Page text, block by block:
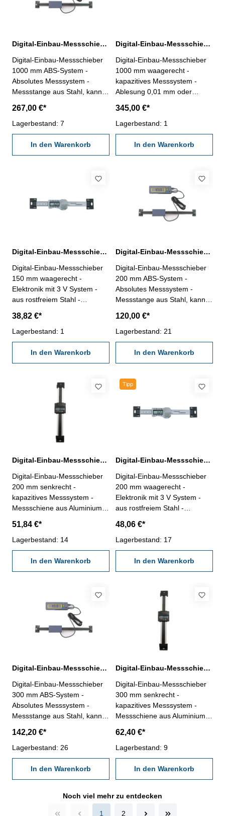
Digital-Einbau-Messschieber 1000 mm ABS-System mit externer Anzeige
Digital-Einbau-Messschieber
1000 mm ABS-System -
Absolutes Messsystem -
Messstange aus Stahl, kann
Digital-Anzeige mit - Ablesung
0,01 mm oder 0,0005" -
Anzeige in mm, inch und
Bruch - Messwert
voreinstellen und halten - mit
B - Rückseite mit Magnet -
Einsatz mit Batterie 2 x CR
2032 Messbereich 1000 mm
267,00 €*
Lagerbestand: 7
In den Warenkorb
Digital-Einbau-Messschieber 1000 mm waagerecht DIN 862
Digital-Einbau-Messschieber
1000 mm waagerecht -
kapazitives Messsystem -
Ablesung 0,01 mm oder
mm - mit RS232C-
Schnittstelle, Anschluß: RB2 -
mit EIN/AUS-, MM/INCH-,
ABS/INC- und ZERO/PRESET-
Tasten Messbereich 0 - 1000
345,00 €*
Lagerbestand: 1
In den Warenkorb
Digital-Einbau-Messschieber 150 mm waagerecht DIN 862 3 V
Digital-Einbau-Messschieber
150 mm waagerecht -
Elektronik mit 3 V System -
aus rostfreiem Stahl -
0,0005" - mit Ein/Aus-, Null-,
Unit- und Hold-Taste -
Genauigkeit 0,03 mm - mit
RS232C-Schnittstelle,
Datenausgang RB 5
38,82 €*
Lagerbestand: 1
In den Warenkorb
Digital-Einbau-Messschieber 200 mm ABS-System mit externer Anzeige
Digital-Einbau-Messschieber
200 mm ABS-System -
Absolutes Messsystem -
Messstange aus Stahl, kann
Digital-Anzeige mit - Ablesung
0,01 mm oder 0,0005" -
Anzeige in mm, inch und
Bruch - Messwert
voreinstellen und halten - mit
B - Rückseite mit Magnet -
Einsatz mit Batterie 2 x CR
2032 Messbereich 200 mm
120,00 €*
Lagerbestand: 21
In den Warenkorb
Digital-Einbau-Messschieber 200 mm senkrecht DIN 862
Digital-Einbau-Messschieber
200 mm senkrecht -
kapazitives Messsystem -
Messschiene aus Aluminium
0,01 oder 0,0005" - mit
RS232C-Schnittstelle,
Anschluß: RB5 - mit Ein/Aus-,
mm/inch- und Null-Tasten
Länge: 330 mm Genauigkeit:
51,84 €*
Lagerbestand: 14
In den Warenkorb
Tipp
Digital-Einbau-Messschieber 200 mm waagerecht DIN 862 3 V
Digital-Einbau-Messschieber
200 mm waagerecht -
Elektronik mit 3 V System -
aus rostfreiem Stahl -
0,0005" - mit Ein/Aus-, Null-,
Unit- und Hold-Taste -
Genauigkeit 0,03 mm - mit
RS232C-Schnittstelle,
Datenausgang RB 5
48,06 €*
Lagerbestand: 17
In den Warenkorb
Digital-Einbau-Messschieber 300 mm ABS-System mit externer Anzeige
Digital-Einbau-Messschieber
300 mm ABS-System -
Absolutes Messsystem -
Messstange aus Stahl, kann
Digital-Anzeige mit - Ablesung
0,01 mm oder 0,0005" -
Anzeige in mm, inch und
Bruch - Messwert
voreinstellen und halten - mit
B - Rückseite mit Magnet -
Anschlusskabel ca. 2 m -
142,20 €*
Lagerbestand: 26
In den Warenkorb
Digital-Einbau-Messschieber 300 mm senkrecht DIN 862
Digital-Einbau-Messschieber
300 mm senkrecht -
kapazitives Messsystem -
Messschiene aus Aluminium
0,01 oder 0,0005" - mit
RS232C-Schnittstelle,
Anschluß: RB5 - mit Ein/Aus-,
mm/inch- und Null-Tasten
Länge: 430 mm Genauigkeit:
mm
62,40 €*
Lagerbestand: 9
In den Warenkorb
Noch viel mehr zu entdecken
1 2